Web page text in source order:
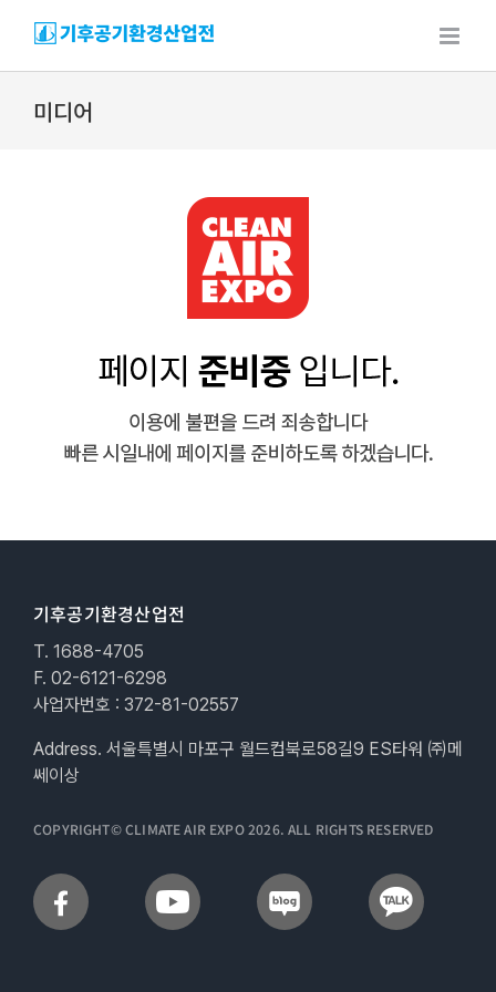
content
미디어
기후공기환경산업전
T. 1688-4705
F. 02-6121-6298
사업자번호 : 372-81-02557
Address. 서울특별시 마포구 월드컵북로58길9 ES타워 ㈜메
쎄이상
COPYRIGHT© CLIMATE AIR EXPO 2026. ALL RIGHTS RESERVED